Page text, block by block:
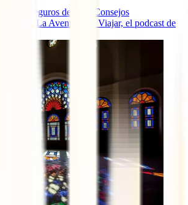
Guías y Seguros de Viaje
Consejos
La Aventura de Viajar, el podcast de